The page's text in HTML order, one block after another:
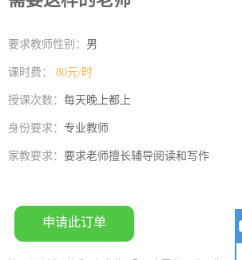
要求教师性别： 男
课时费： 80元/时
授课次数： 每天晚上都上
身份要求： 专业教师
家教要求： 要求老师擅长辅导阅读和写作
申请此订单